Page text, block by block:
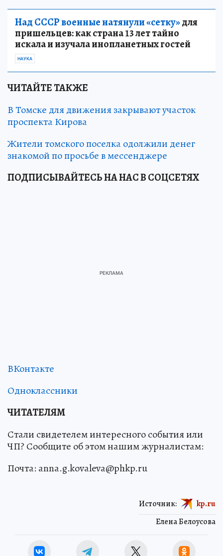
Над СССР военные натянули «сетку»для
пришельцев: как страна 13 лет тайно
искала и изучала инопланетных гостей
НАУКА
ЧИТАЙТЕ ТАКЖЕ
В Томске для движения закрывают участок
проспекта Кирова
Жители томского поселка одолжили денег
знакомой по просьбе в мессенджере
ПОДПИСЫВАЙТЕСЬ НА НАС В СОЦСЕТЯХ
ВКонтакте
Одноклассники
ЧИТАТЕЛЯМ
Стали свидетелем интересного события или
ЧП? Сообщите об этом нашим журналистам:
Почта: anna.g.kovaleva@phkp.ru
Елена Белоусова
Источник: kp.ru